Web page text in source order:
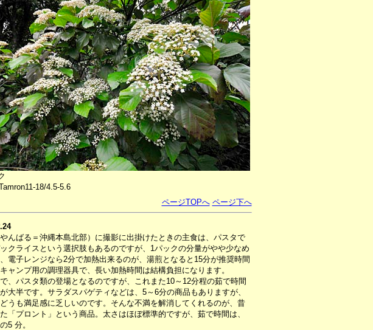
18/4.5-5.6
ページTOPへ ページ下へ
んばる＝沖縄本島北部）に撮影に出掛けたときの主食は、パスタで
クライスという選択肢もあるのですが、1パックの分量がやや少なめ
電子レンジなら2分で加熱出来るのが、湯煎となると15分が推奨時間
ャンプ用の調理器具で、長い加熱時間は結構負担になります。
、パスタ類の登場となるのですが、これまた10～12分程の茹で時間
大半です。サラダスパゲティなどは、5～6分の商品もありますが、
うも満足感に乏しいのです。そんな不満を解消してくれるのが、昔
「プロント」という商品。太さはほぼ標準的ですが、茹で時間は、
5 分。